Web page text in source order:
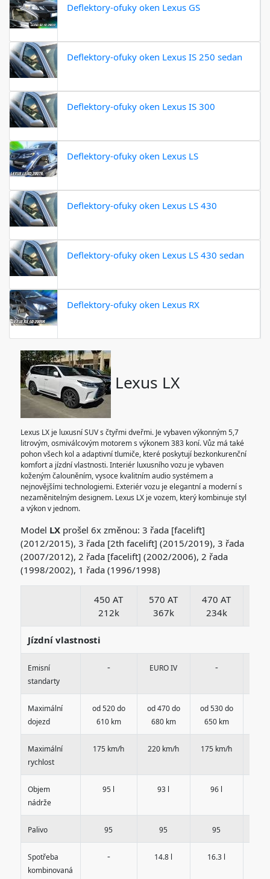
Deflektory-ofuky oken Lexus GS
Deflektory-ofuky oken Lexus IS 250 sedan
Deflektory-ofuky oken Lexus IS 300
Deflektory-ofuky oken Lexus LS
Deflektory-ofuky oken Lexus LS 430
Deflektory-ofuky oken Lexus LS 430 sedan
Deflektory-ofuky oken Lexus RX
Lexus LX
Lexus LX je luxusní SUV s čtyřmi dveřmi. Je vybaven výkonným 5,7
litrovým, osmiválcovým motorem s výkonem 383 koní. Vůz má také
pohon všech kol a adaptivní tlumiče, které poskytují bezkonkurenční
komfort a jízdní vlastnosti. Interiér luxusního vozu je vybaven
koženým čalouněním, vysoce kvalitním audio systémem a
nejnovějšími technologiemi. Exteriér vozu je elegantní a moderní s
nezaměnitelným designem. Lexus LX je vozem, který kombinuje styl
a výkon v jednom.
Model LXprošel 6x změnou: 3 řada [facelift]
(2012/2015), 3 řada [2th facelift] (2015/2019), 3 řada
(2007/2012), 2 řada [facelift] (2002/2006), 2 řada
(1998/2002), 1 řada (1996/1998)
450 AT
212k
570 AT
367k
470 AT
234k
Jízdní vlastnosti
Emisní
standarty
- EURO IV -
Maximální
dojezd
od 520 do
610 km
od 470 do
680 km
od 530 do
650 km
Maximální
rychlost
175 km/h 220 km/h 175 km/h
Objem
nádrže
95 l 93 l 96 l
Palivo 95 95 95
Spotřeba
kombinovaná
- 14.8 l 16.3 l